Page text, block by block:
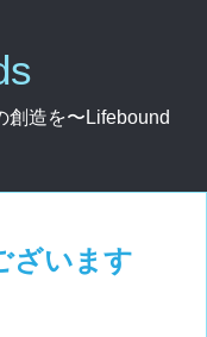
創造を〜Lifebound
ざいます